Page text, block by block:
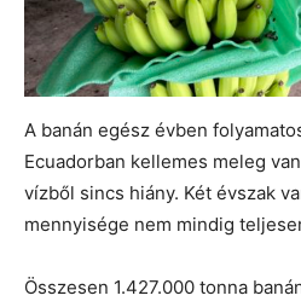
A banán egész évben
Ecuadorban kellemes meleg
vízből sincs hiány. Két évszak
mennyisége nem mindig
Összesen 1.427.000 tonna